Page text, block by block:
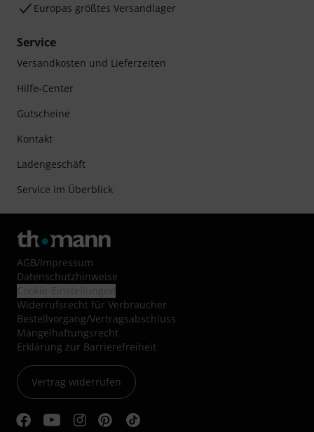
Europas größtes Versandlager
Service
Versandkosten und Lieferzeiten
Hilfe-Center
Gutscheine
Kontakt
Ladengeschäft
Service im Überblick
AGB/Impressum
Datenschutzhinweise
Widerrufsrecht für Verbraucher
Bestellvorgang/Vertragsabschluss
Mängelhaftungsrecht
Erklärung zur Barrierefreiheit
Vertrag widerrufen